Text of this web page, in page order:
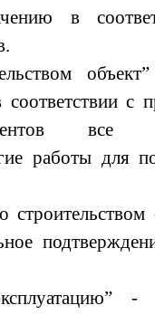
в
с
все
работы для
-